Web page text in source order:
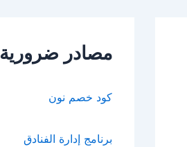
مصادر ضرورية
كود خصم نون
برنامج إدارة الفنادق